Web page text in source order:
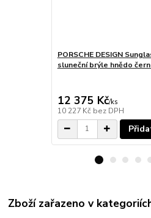
PORSCHE DESIGN
sluneční brýle hnědo
12 375 Kč/ks
10 227 Kč bez DPH
Zboží zařazeno v